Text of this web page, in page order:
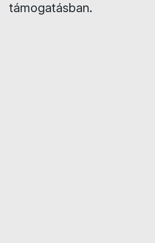
támogatásban.